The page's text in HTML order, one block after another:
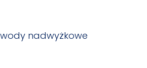
nadwyżkowe